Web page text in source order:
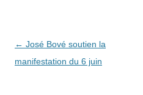
Navigation
des
← José Bové soutien la
manifestation du 6 juin